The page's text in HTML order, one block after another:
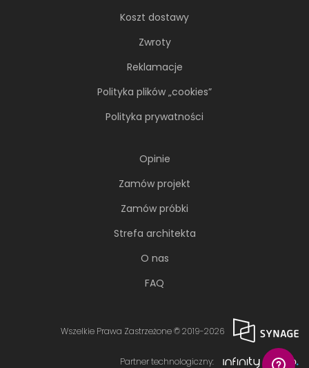
Koszt dostawy
Zwroty
Reklamacje
Polityka plików „cookies”
Polityka prywatności
Opinie
Zamów projekt
Zamów próbki
Strefa architekta
O nas
FAQ
Wszelkie Prawa Zastrzeżone © 2019-2026
Partner technologiczny: